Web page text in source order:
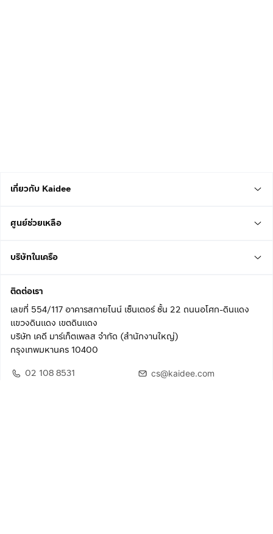
เกี่ยวกับ Kaidee
ศูนย์ช่วยเหลือ
บริษัทในเครือ
ติดต่อเรา
เลขที่ 554/117 อาคารสกายไนน์ เซ็นเตอร์ ชั้น 22 ถนนอโศก-ดินแดง
แขวงดินแดง เขตดินแดง
บริษัท เคดี มาร์เก็ตเพลส จำกัด (สำนักงานใหญ่)
กรุงเทพมหานคร 10400
02 108 8531
cs@kaidee.com